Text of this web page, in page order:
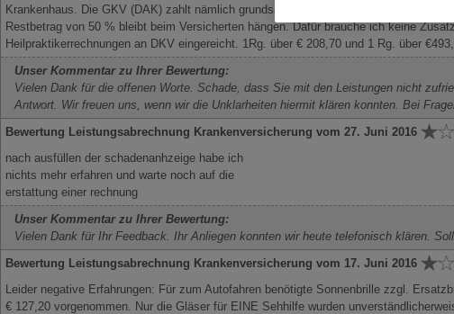
Krankenhaus. Die GKV (DAK) zahlt nämlich grundsätzlich keine Vorleistung.
Restbetrag von 50 % bleibt beim Versicherten hängen. Dafür brauche ich keine
Heilpraktikerrechnungen an DKV eingereicht. 1Rg. über € 208,70 und 1 Rg. über
Unser Kommentar zu Ihrer Bewertung:
Vielen Dank für die offenen Worte. Schade, dass Sie mit den Leistungen nicht
Antwort. Wir freuen uns, wenn wir die Unklarheiten hiermit klären konnten. Bei
Bewertung Leistungsabrechnung Krankenversicherung vom 27. Juni 2016
nach ausfüllen der schadenanhzeige habe ich
nichts mehr erfahren und warte noch auf die
erstattung einer rechnung
Unser Kommentar zu Ihrer Bewertung:
Vielen Dank für Ihr Feedback. Ihr Anliegen konnten wir heute telefonisch klären.
Bewertung Leistungsabrechnung Krankenversicherung vom 17. Juni 2016
Leider negative Erfahrungen: Für zum Autofahren benötigte Sonnenbrille zzgl.
€ 127,20 vorgenommen. Nur die Gläser für EINE Sehhilfe wurden